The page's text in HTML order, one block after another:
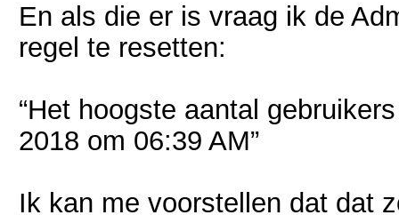
En als die er is vraag ik de
regel te resetten:
“Het hoogste aantal
2018 om 06:39 AM”
Ik kan me voorstellen dat dat